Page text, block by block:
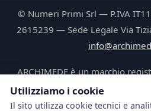
© Numeri Primi Srl — P.IVA
2615239 — Sede Legale Via
ARCHIMEDE è un marchio
Le fotografie pubblicate su
Utilizziamo i cookie
Il sito utilizza cookie tecnici e